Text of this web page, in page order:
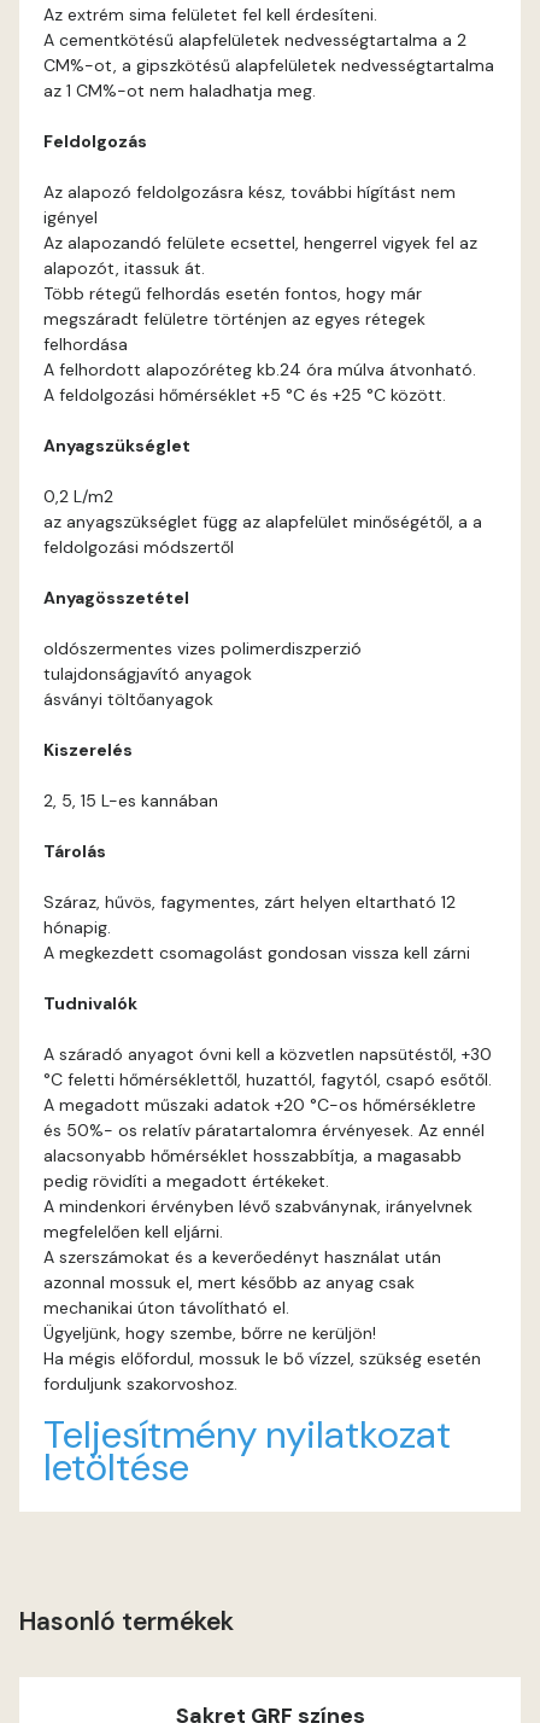
Grass-green A
Mandarin B
Mango A
Melon-yellow A
Melon-yellow B
Pumpkin B
Rose B
Rust A
Sienna A
Sulphur B
Terra A
Umbra A
Vulcan-red A
Az extrém sima felületet fel kell érdesíteni.
A cementkötésű alapfelületek nedvességtartalma a 2
CM%-ot, a gipszkötésű alapfelületek nedvességtartalma
az 1 CM%-ot nem haladhatja meg.
Feldolgozás
Az alapozó feldolgozásra kész, további hígítást nem
igényel
Az alapozandó felülete ecsettel, hengerrel vigyek fel az
alapozót, itassuk át.
Több rétegű felhordás esetén fontos, hogy már
megszáradt felületre történjen az egyes rétegek
felhordása
A felhordott alapozóréteg kb.24 óra múlva átvonható.
A feldolgozási hőmérséklet +5 °C és +25 °C között.
Anyagszükséglet
0,2 L/m2
az anyagszükséglet függ az alapfelület minőségétől, a a
feldolgozási módszertől
Anyagösszetétel
oldószermentes vizes polimerdiszperzió
tulajdonságjavító anyagok
ásványi töltőanyagok
Kiszerelés
2, 5, 15 L-es kannában
Tárolás
Száraz, hűvös, fagymentes, zárt helyen eltartható 12
hónapig.
A megkezdett csomagolást gondosan vissza kell zárni
Tudnivalók
A száradó anyagot óvni kell a közvetlen napsütéstől, +30
°C feletti hőmérséklettől, huzattól, fagytól, csapó esőtől.
A megadott műszaki adatok +20 °C-os hőmérsékletre
és 50%- os relatív páratartalomra érvényesek. Az ennél
alacsonyabb hőmérséklet hosszabbítja, a magasabb
pedig rövidíti a megadott értékeket.
A mindenkori érvényben lévő szabványnak, irányelvnek
megfelelően kell eljárni.
A szerszámokat és a keverőedényt használat után
azonnal mossuk el, mert később az anyag csak
mechanikai úton távolítható el.
Ügyeljünk, hogy szembe, bőrre ne kerüljön!
Ha mégis előfordul, mossuk le bő vízzel, szükség esetén
forduljunk szakorvoshoz.
Teljesítmény nyilatkozat
letöltése
Hasonló termékek
Sakret GRF színes